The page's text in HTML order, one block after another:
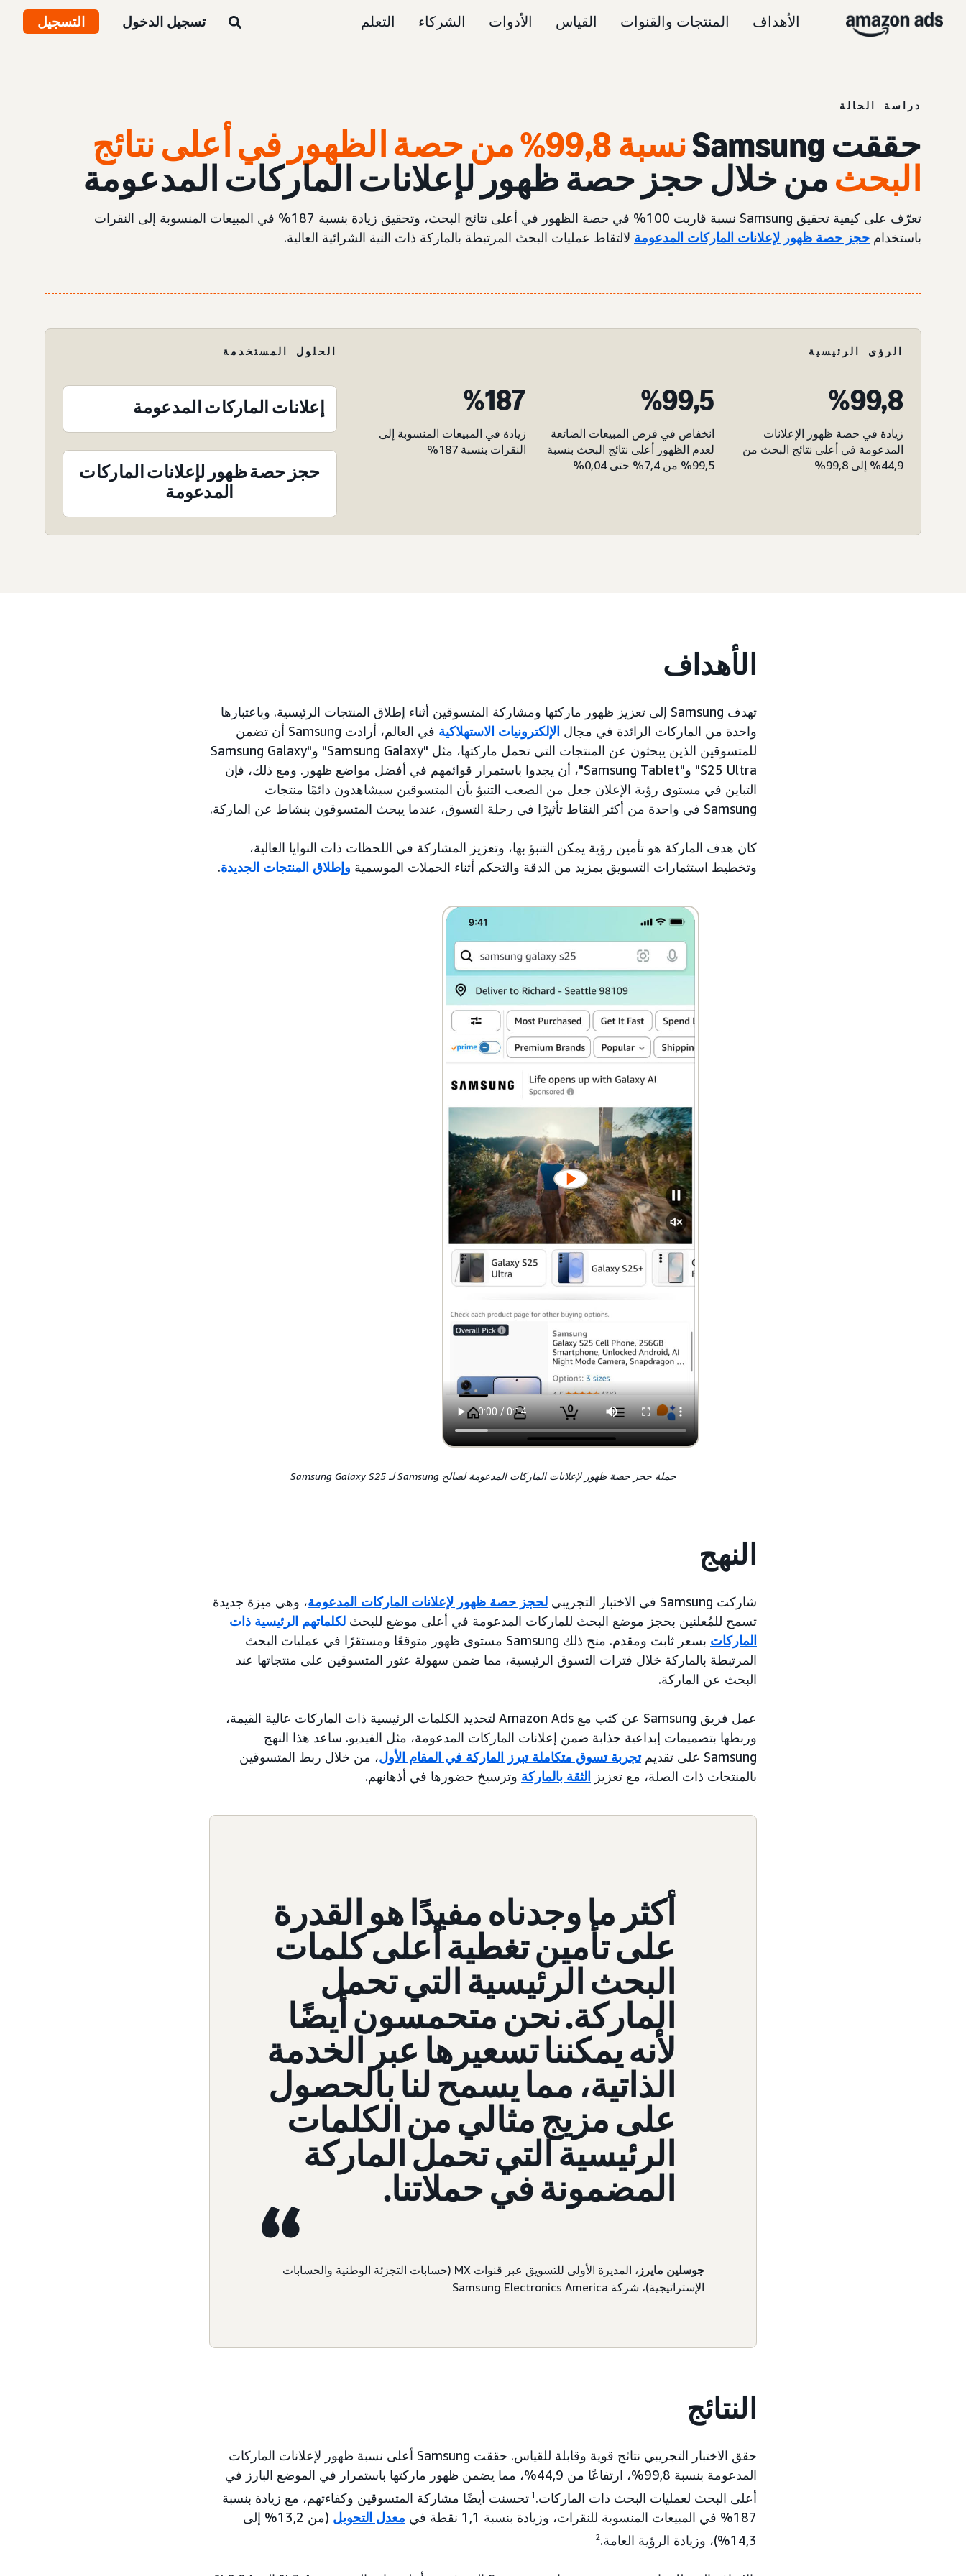
الأهداف المنتجات والقنوات القياس الأدوات الشركاء التعلم تسجيل الدخول التسجيل
دراسة الحالة
حققت Samsung
نسبة 99,8% من حصة الظهور في أعلى نتائج
البحث من خلال حجز حصة ظهور لإعلانات الماركات المدعومة
تعرّف على كيفية تحقيق Samsung نسبة قاربت 100% في حصة الظهور في أعلى نتائج البحث، وتحقيق زيادة بنسبة 187% في المبيعات المنسوبة إلى النقرات
باستخدام حجز حصة ظهور لإعلانات الماركات المدعومة لالتقاط عمليات البحث المرتبطة بالماركة ذات النية الشرائية العالية.
الرؤى الرئيسية
99,8‏%
زيادة في حصة ظهور الإعلانات
المدعومة في أعلى نتائج البحث من
44,9% إلى 99,8%
99,5‏%
انخفاض في فرص المبيعات الضائعة
لعدم الظهور أعلى نتائج البحث بنسبة
99,5% من 7,4% حتى 0,04%
187‏%
زيادة في المبيعات المنسوبة إلى
النقرات بنسبة 187%
الحلول المستخدمة
إعلانات الماركات المدعومة
حجز حصة ظهور لإعلانات الماركات
المدعومة
الأهداف
تهدف Samsung إلى تعزيز ظهور ماركتها ومشاركة المتسوقين أثناء إطلاق المنتجات الرئيسية. وباعتبارها
واحدة من الماركات الرائدة في مجال الإلكترونيات الاستهلاكية
في العالم، أرادت Samsung أن تضمن
للمتسوقين الذين يبحثون عن المنتجات التي تحمل ماركتها، مثل "Samsung Galaxy" و"Samsung Galaxy
S25 Ultra" و"Samsung Tablet"، أن يجدوا باستمرار قوائمهم في أفضل مواضع ظهور. ومع ذلك، فإن
التباين في مستوى رؤية الإعلان جعل من الصعب التنبؤ بأن المتسوقين سيشاهدون دائمًا منتجات
Samsung في واحدة من أكثر النقاط تأثيرًا في رحلة التسوق، عندما يبحث المتسوقون بنشاط عن الماركة.
كان هدف الماركة هو تأمين رؤية يمكن التنبؤ بها، وتعزيز المشاركة في اللحظات ذات النوايا العالية،
وتخطيط استثمارات التسويق بمزيد من الدقة والتحكم أثناء الحملات الموسمية وإطلاق المنتجات الجديدة.
حملة حجز حصة ظهور لإعلانات الماركات المدعومة لصالح Samsung لـ Samsung Galaxy S25
النهج
شاركت Samsung في الاختبار التجريبي لحجز حصة ظهور لإعلانات الماركات المدعومة، وهي ميزة جديدة
تسمح للمُعلنين بحجز موضع البحث للماركات المدعومة في أعلى موضع للبحث لكلماتهم الرئيسية ذات
الماركات
بسعر ثابت ومقدم. منح ذلك Samsung مستوى ظهور متوقعًا ومستقرًا في عمليات البحث
المرتبطة بالماركة خلال فترات التسوق الرئيسية، مما ضمن سهولة عثور المتسوقين على منتجاتها عند
البحث عن الماركة.
عمل فريق Samsung عن كثب مع Amazon Ads لتحديد الكلمات الرئيسية ذات الماركات عالية القيمة،
وربطها بتصميمات إبداعية جذابة ضمن إعلانات الماركات المدعومة، مثل الفيديو. ساعد هذا النهج
Samsung على تقديم
تجربة تسوق متكاملة تبرز الماركة في المقام الأول، من خلال ربط المتسوقين
بالمنتجات ذات الصلة، مع تعزيز الثقة بالماركة وترسيخ حضورها في أذهانهم.
أكثر ما وجدناه مفيدًا هو القدرة
على تأمين تغطية أعلى كلمات
البحث الرئيسية التي تحمل
الماركة. نحن متحمسون أيضًا
لأنه يمكننا تسعيرها عبر الخدمة
الذاتية، مما يسمح لنا بالحصول
على مزيج مثالي من الكلمات
الرئيسية التي تحمل الماركة
المضمونة في حملاتنا.
جوسلين مايرز
، المديرة الأولى للتسويق عبر قنوات MX (حسابات التجزئة الوطنية والحسابات
الإستراتيجية)، شركة Samsung Electronics America
النتائج
حقق الاختبار التجريبي نتائج قوية وقابلة للقياس. حققت Samsung أعلى نسبة ظهور لإعلانات الماركات
المدعومة بنسبة 99,8%، ارتفاعًا من 44,9%، مما يضمن ظهور ماركتها باستمرار في الموضع البارز في
أعلى البحث لعمليات البحث ذات الماركات. 1 تحسنت أيضًا مشاركة المتسوقين وكفاءتهم، مع زيادة بنسبة
187% في المبيعات المنسوبة للنقرات، وزيادة بنسبة 1,1 نقطة في
معدل التحويل
(من 13,2% إلى
14,3%)، وزيادة الرؤية العامة.
2